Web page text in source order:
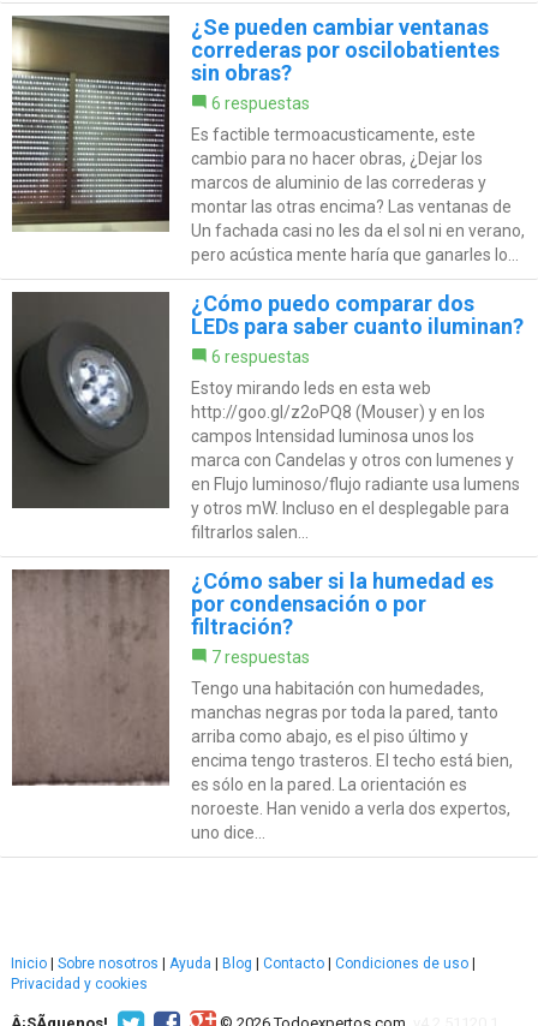
¿Se pueden cambiar ventanas
correderas por oscilobatientes
sin obras?
6 respuestas
Es factible termoacusticamente, este
cambio para no hacer obras, ¿Dejar los
marcos de aluminio de las correderas y
montar las otras encima? Las ventanas de
Un fachada casi no les da el sol ni en verano,
pero acústica mente haría que ganarles lo...
¿Cómo puedo comparar dos
LEDs para saber cuanto iluminan?
6 respuestas
Estoy mirando leds en esta web
http://goo.gl/z2oPQ8 (Mouser) y en los
campos Intensidad luminosa unos los
marca con Candelas y otros con lumenes y
en Flujo luminoso/flujo radiante usa lumens
y otros mW. Incluso en el desplegable para
filtrarlos salen...
¿Cómo saber si la humedad es
por condensación o por
filtración?
7 respuestas
Tengo una habitación con humedades,
manchas negras por toda la pared, tanto
arriba como abajo, es el piso último y
encima tengo trasteros. El techo está bien,
es sólo en la pared. La orientación es
noroeste. Han venido a verla dos expertos,
uno dice...
Inicio | Sobre nosotros | Ayuda | Blog | Contacto | Condiciones de uso |
Privacidad y cookies
Â¡SÃ­guenos! © 2026 Todoexpertos.com.